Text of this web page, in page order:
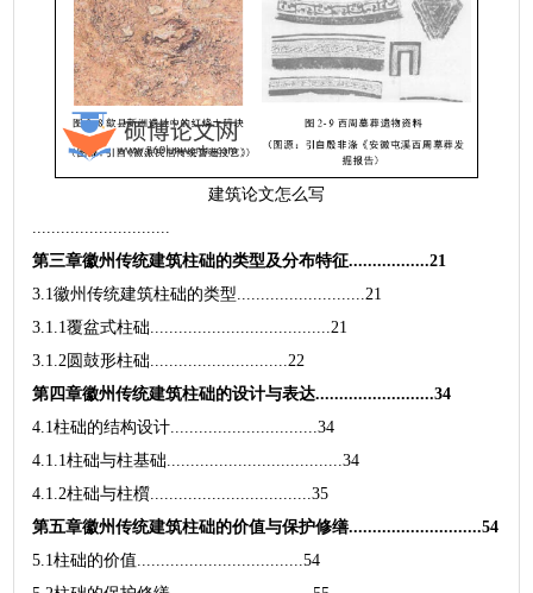
建筑论文怎么写
第三章徽州传统建筑柱础的类型及分布特征.................21
3.1徽州传统建筑柱础的类型...........................21
3.1.1覆盆式柱础......................................21
3.1.2圆鼓形柱础.............................22
第四章徽州传统建筑柱础的设计与表达.........................34
4.1柱础的结构设计...............................34
4.1.1柱础与柱基础.....................................34
4.1.2柱础与柱櫍..................................35
第五章徽州传统建筑柱础的价值与保护修缮............................54
5.1柱础的价值...................................54